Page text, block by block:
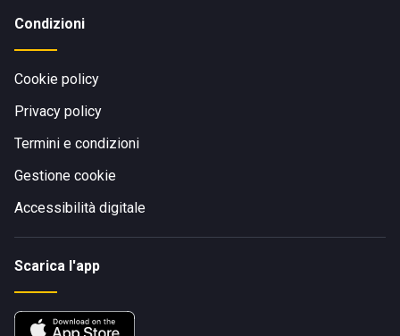
Condizioni
Cookie policy
Privacy policy
Termini e condizioni
Gestione cookie
Accessibilità digitale
Scarica l'app